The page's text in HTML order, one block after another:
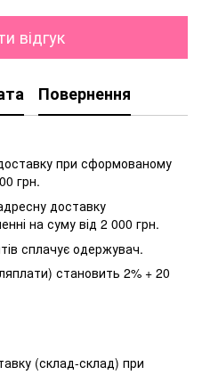
відгук
Повернення
при сформованому
грн.
доставку
на суму від 2 000 грн.
сплачує одержувач.
становить 2% + 20
(склад-склад) при